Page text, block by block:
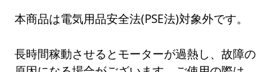
本商品は電気用品安全法(PSE法)対象外です。
長時間稼動させるとモーターが過熱し、故障の